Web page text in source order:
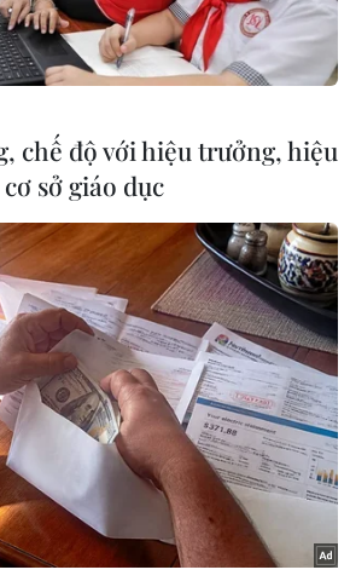
phát triển hàng đầu thế giới
Hiroshima (Nhật Bản) từ 19-
khai 24.000 nhân viên an
này để đảm bảo hội nghị
ra hội nghị, lực lượng cảnh
tăng cường tại nhiều nơi,
viên Hòa bình. Máy bay trực
xuyên xuất hiện trên bầu
Minh Chính sẽ dự Hội nghị
mở rộng]
Nhật Bản mở rộng tăng cường
địa phương khác, trong đó có
chế độ với hiệu trưởng, hiệu
sở giáo dục